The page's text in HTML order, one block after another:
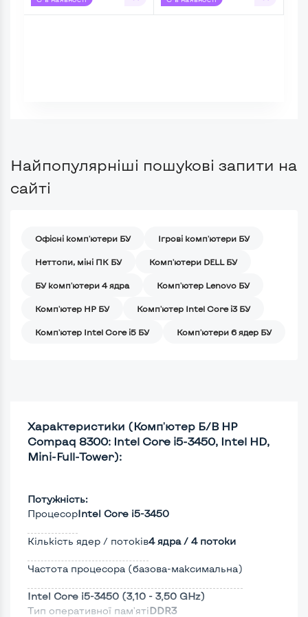
Найпопулярніші пошукові запити на
сайті
Офісні комп'ютери БУ Ігрові комп'ютери БУ
Неттопи, міні ПК БУ Комп'ютери DELL БУ
БУ комп'ютери 4 ядра Комп'ютер Lenovo БУ
Комп'ютер HP БУ Комп'ютер Intel Core i3 БУ
Комп'ютер Intel Core i5 БУ Комп'ютери 6 ядер БУ
Характеристики (Комп'ютер Б/В HP
Compaq 8300: Intel Core i5-3450, Intel HD,
Mini-Full-Tower):
Потужність:
ПроцесорIntel Core i5-3450
Кількість ядер / потоків4 ядра / 4 потоки
Частота процесора (базова-максимальна)
Intel Core i5-3450 (3,10 - 3,50 GHz)
Тип оперативної пам'ятіDDR3